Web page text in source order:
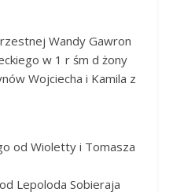
Wandy Gawron
w 1 r śm d żony
Wojciecha i Kamila z
od Wioletty i Tomasza
Lepoloda Sobieraja